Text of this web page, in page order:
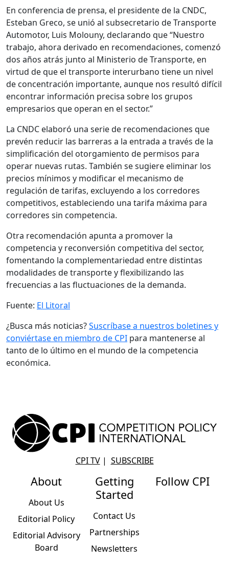
En conferencia de prensa, el presidente de la CNDC,
Esteban Greco, se unió al subsecretario de Transporte
Automotor, Luis Molouny, declarando que “Nuestro
trabajo, ahora derivado en recomendaciones, comenzó
dos años atrás junto al Ministerio de Transporte, en
virtud de que el transporte interurbano tiene un nivel
de concentración importante, aunque nos resultó difícil
encontrar información precisa sobre los grupos
empresarios que operan en el sector.”
La CNDC elaboró una serie de recomendaciones que
prevén reducir las barreras a la entrada a través de la
simplificación del otorgamiento de permisos para
operar nuevas rutas. También se sugiere eliminar los
precios mínimos y modificar el mecanismo de
regulación de tarifas, excluyendo a los corredores
competitivos, estableciendo una tarifa máxima para
corredores sin competencia.
Otra recomendación apunta a promover la
competencia y reconversión competitiva del sector,
fomentando la complementariedad entre distintas
modalidades de transporte y flexibilizando las
frecuencias a las fluctuaciones de la demanda.
Fuente: El Litoral
¿Busca más noticias?Suscríbase a nuestros boletines y
conviértase en miembro de CPI para mantenerse al
tanto de lo último en el mundo de la competencia
económica.
CPI TV| SUBSCRIBE
About
About Us
Editorial Policy
Editorial Advisory
Board
Getting
Started
Contact Us
Partnerships
Newsletters
Follow CPI